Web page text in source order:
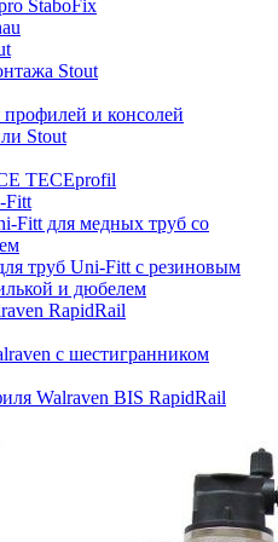
StaboFix
Stout
и консолей
Stout
TECEprofil
Fitt
Fitt для медных труб со
труб Uni-Fitt с резиновым
и дюбелем
RapidRail
с шестигранником
Walraven BIS RapidRail